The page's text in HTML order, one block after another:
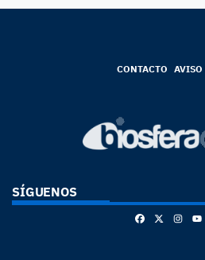
CONTACTO AVISO
SÍGUENOS
Facebook